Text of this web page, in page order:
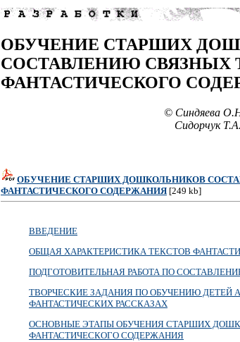
ОБУЧЕНИЕ СТАРШИХ
СОСТАВЛЕНИЮ СВЯЗНЫХ
ФАНТАСТИЧЕСКОГО
© Синдяева
Сидорчук
ОБУЧЕНИЕ СТАРШИХ ДОШКОЛЬНИКОВ
ФАНТАСТИЧЕСКОГО СОДЕРЖАНИЯ [249 kb]
ВВЕДЕНИЕ
ОБЩАЯ ХАРАКТЕРИСТИКА ТЕКСТОВ
ПОДГОТОВИТЕЛЬНАЯ РАБОТА ПО
ТВОРЧЕСКИЕ ЗАДАНИЯ ПО ОБУЧЕНИЮ ДЕТЕЙ
ФАНТАСТИЧЕСКИХ РАССКАЗАХ
ОСНОВНЫЕ ЭТАПЫ ОБУЧЕНИЯ СТАРШИХ
ФАНТАСТИЧЕСКОГО СОДЕРЖАНИЯ